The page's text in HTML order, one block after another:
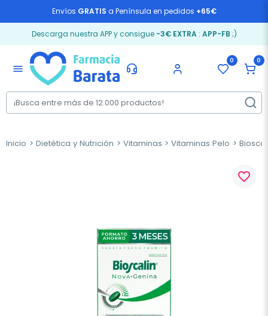
Envíos GRATIS a Península en pedidos +65€
Descarga nuestra APP y consigue -3€ EXTRA: APP-FB ;)
menu
0 0
Inicio Dietética y Nutrición Vitaminas Vitaminas Pelo
favorite_border